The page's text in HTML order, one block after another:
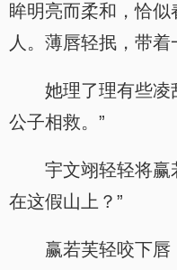
眸明亮而柔和，恰
人。薄唇轻抿，带着
她理了理有些凌
公子相救。”
宇文翊轻轻将赢
在这假山上？”
赢若芙轻咬下唇